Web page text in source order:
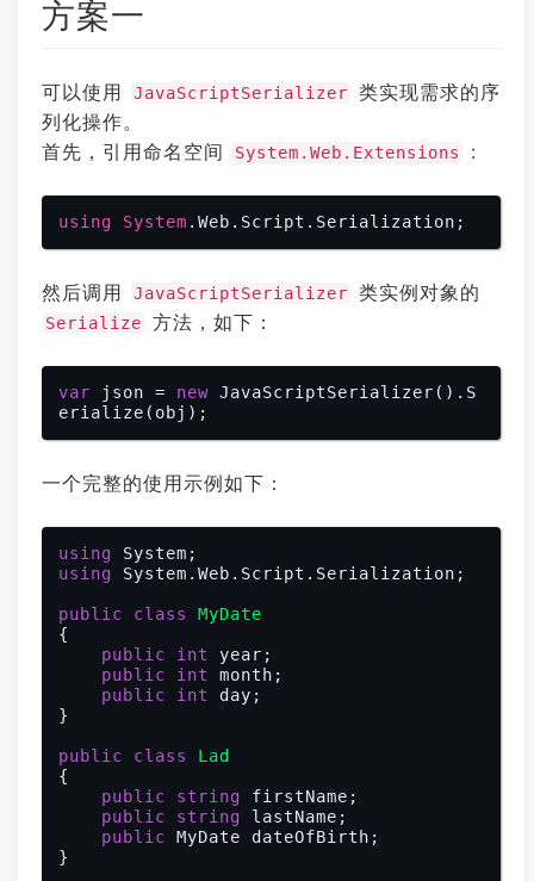
方案一
可以使用 JavaScriptSerializer
类实现需求的序
列化操作。
首先，引用命名空间
System.Web.Extensions :
using System .Web .Script .Serialization
然后调用 JavaScriptSerializer 类实例对象的
Serialize 方法，如下：
var json = new JavaScriptSerializer().S
一个完整的使用示例如下：
using
using
System.Web.Script.Serialization;
public class
MyDate
{
public
int
year;
public
int
month;
public
int
day;
}
public class
Lad
{
public
string
firstName;
public
string
lastName;
public MyDate dateOfBirth;
}